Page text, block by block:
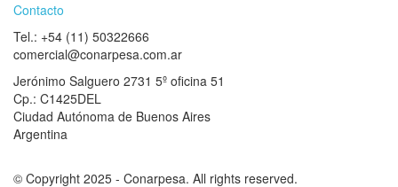
Contacto
Tel.: +54 (11) 50322666
comercial@conarpesa.com.ar
Jerónimo Salguero 2731 5º oficina 51
Cp.: C1425DEL
Ciudad Autónoma de Buenos Aires
Argentina
© Copyright 2025 - Conarpesa. All rights reserved.